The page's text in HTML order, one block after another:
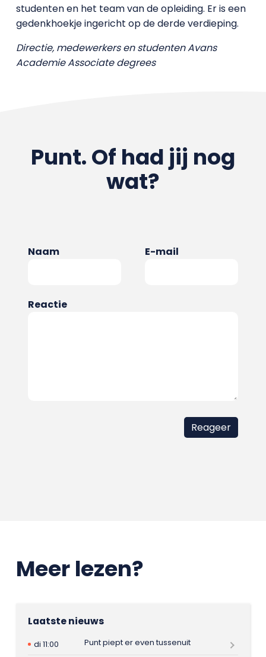
studenten en het team van de opleiding. Er is een
gedenkhoekje ingericht op de derde verdieping.
Directie, medewerkers en studenten Avans
Academie Associate degrees
Punt. Of had jij nog
wat?
Naam E-mail
Reactie
Meer lezen?
Laatste nieuws
di 11:00
Punt piept er even tussenuit